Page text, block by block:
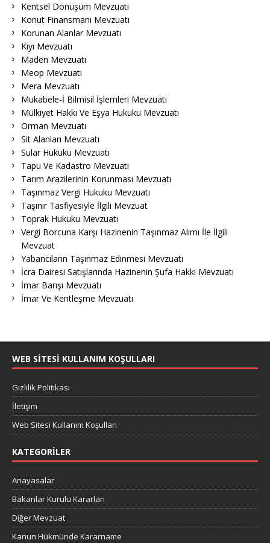
Kentsel Dönüşüm Mevzuatı
Konut Finansmanı Mevzuatı
Korunan Alanlar Mevzuatı
Kıyı Mevzuatı
Maden Mevzuatı
Meop Mevzuatı
Mera Mevzuatı
Mukabele-İ Bilmisil İşlemleri Mevzuatı
Mülkiyet Hakkı Ve Eşya Hukuku Mevzuatı
Orman Mevzuatı
Sit Alanları Mevzuatı
Sular Hukuku Mevzuatı
Tapu Ve Kadastro Mevzuatı
Tarım Arazilerinin Korunması Mevzuatı
Taşınmaz Vergi Hukuku Mevzuatı
Taşınır Tasfiyesiyle İlgili Mevzuat
Toprak Hukuku Mevzuatı
Vergi Borcuna Karşı Hazinenin Taşınmaz Alımı İle İlgili
Mevzuat
Yabancıların Taşınmaz Edinmesi Mevzuatı
İcra Dairesi Satışlarında Hazinenin Şufa Hakkı Mevzuatı
İmar Barışı Mevzuatı
İmar Ve Kentleşme Mevzuatı
WEB SITESI KULLANIM KOŞULLARI
Gizlilik Politikası
İletişim
Web Sitesi Kullanım Koşulları
KATEGORILER
Anayasalar
Bakanlar Kurulu Kararları
Diğer Mevzuat
Kanun Hükmünde Kararname